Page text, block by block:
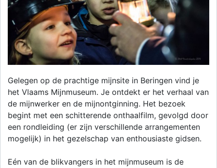
Gelegen op de prachtige mijnsite in Beringen vind je
het Vlaams Mijnmuseum. Je ontdekt er het verhaal van
de mijnwerker en de mijnontginning. Het bezoek
begint met een schitterende onthaalfilm, gevolgd door
een rondleiding (er zijn verschillende arrangementen
mogelijk) in het gezelschap van enthousiaste gidsen.
Eén van de blikvangers in het mijnmuseum is de